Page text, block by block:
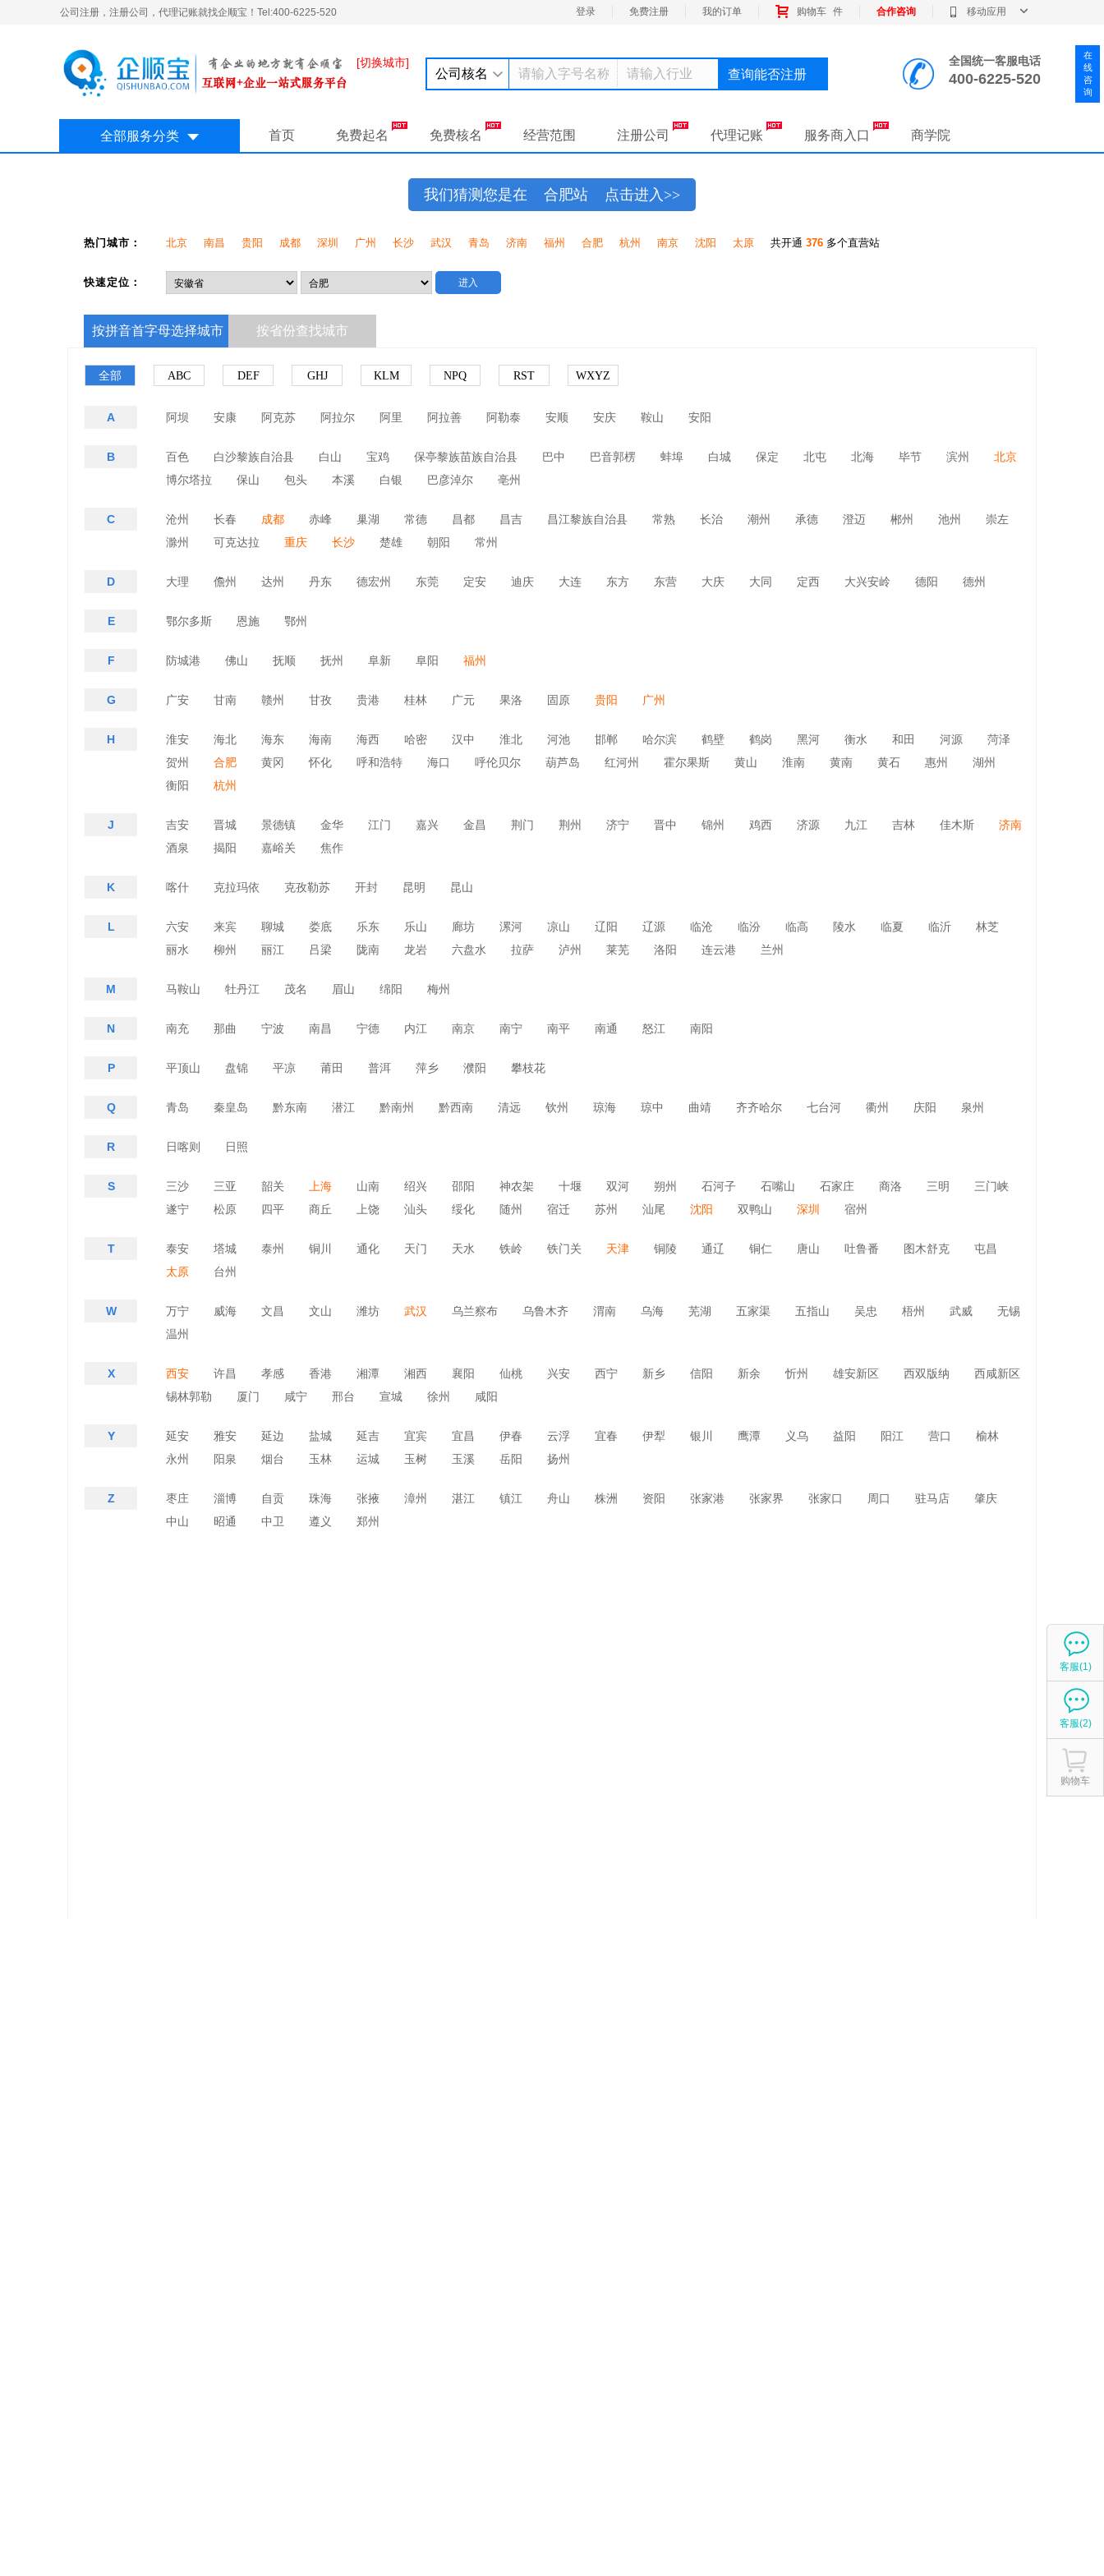
公司注册，注册公司，代理记账就找企顺宝！Tel:400-6225-520 登录 免费注册 我的订单 购物车 件 合作咨询 移动应用
[切换城市]
公司核名 查询能否注册
全国统一客服电话
400-6225-520
全部服务分类 首页 免费起名 免费核名 经营范围 注册公司 代理记账 服务商入口 商学院
客服(1)
客服(2)
购物车
我们猜测您是在 合肥站 点击进入>>
热门城市： 北京 南昌 贵阳 成都 深圳 广州 长沙 武汉 青岛 济南 福州 合肥 杭州 南京 沈阳 太原 共开通 376 多个直营站
快速定位： 进入
按拼音首字母选择城市 按省份查找城市
全部 ABC DEF GHJ KLM NPQ RST WXYZ
A 阿坝 安康 阿克苏 阿拉尔 阿里 阿拉善 阿勒泰 安顺 安庆 鞍山 安阳
B 百色 白沙黎族自治县 白山 宝鸡 保亭黎族苗族自治县 巴中 巴音郭楞 蚌埠 白城 保定 北屯 北海 毕节 滨州
北京
博尔塔拉
保山 包头 本溪 白银 巴彦淖尔 亳州
C 沧州 长春 成都 赤峰 巢湖 常德 昌都 昌吉 昌江黎族自治县 常熟 长治 潮州 承德 澄迈 郴州 池州
崇左
滁州
可克达拉 重庆 长沙 楚雄 朝阳 常州
D 大理 儋州 达州 丹东 德宏州 东莞 定安 迪庆 大连 东方 东营 大庆 大同 定西 大兴安岭 德阳 德州
E 鄂尔多斯 恩施 鄂州
F 防城港 佛山 抚顺 抚州 阜新 阜阳 福州
G 广安 甘南 赣州 甘孜 贵港 桂林 广元 果洛 固原 贵阳 广州
H 淮安 海北 海东 海南 海西 哈密 汉中 淮北 河池 邯郸 哈尔滨 鹤壁 鹤岗 黑河 衡水 和田 河源
菏泽
贺州
合肥 黄冈 怀化 呼和浩特 海口 呼伦贝尔 葫芦岛 红河州 霍尔果斯 黄山 淮南 黄南 黄石 惠州
湖州
衡阳
杭州
J 吉安 晋城 景德镇 金华 江门 嘉兴 金昌 荆门 荆州 济宁 晋中 锦州 鸡西 济源 九江 吉林 佳木斯
济南
酒泉
揭阳 嘉峪关 焦作
K 喀什 克拉玛依 克孜勒苏 开封 昆明 昆山
L 六安 来宾 聊城 娄底 乐东 乐山 廊坊 漯河 凉山 辽阳 辽源 临沧 临汾 临高 陵水 临夏 临沂
林芝
丽水
柳州 丽江 吕梁 陇南 龙岩 六盘水 拉萨 泸州 莱芜 洛阳 连云港 兰州
M 马鞍山 牡丹江 茂名 眉山 绵阳 梅州
N 南充 那曲 宁波 南昌 宁德 内江 南京 南宁 南平 南通 怒江 南阳
P 平顶山 盘锦 平凉 莆田 普洱 萍乡 濮阳 攀枝花
Q 青岛 秦皇岛 黔东南 潜江 黔南州 黔西南 清远 钦州 琼海 琼中 曲靖 齐齐哈尔 七台河 衢州 庆阳 泉州
R 日喀则 日照
S 三沙 三亚 韶关 上海 山南 绍兴 邵阳 神农架 十堰 双河 朔州 石河子 石嘴山 石家庄 商洛 三明
三门峡
遂宁
松原 四平 商丘 上饶 汕头 绥化 随州 宿迁 苏州 汕尾 沈阳 双鸭山 深圳 宿州
T 泰安 塔城 泰州 铜川 通化 天门 天水 铁岭 铁门关 天津 铜陵 通辽 铜仁 唐山 吐鲁番 图木舒克
屯昌
太原
台州
W 万宁 威海 文昌 文山 潍坊 武汉 乌兰察布 乌鲁木齐 渭南 乌海 芜湖 五家渠 五指山 吴忠 梧州 武威
无锡
温州
X 西安 许昌 孝感 香港 湘潭 湘西 襄阳 仙桃 兴安 西宁 新乡 信阳 新余 忻州 雄安新区 西双版纳
西咸新区
锡林郭勒
厦门 咸宁 邢台 宣城 徐州 咸阳
Y 延安 雅安 延边 盐城 延吉 宜宾 宜昌 伊春 云浮 宜春 伊犁 银川 鹰潭 义乌 益阳 阳江 营口
榆林
永州
阳泉 烟台 玉林 运城 玉树 玉溪 岳阳 扬州
Z 枣庄 淄博 自贡 珠海 张掖 漳州 湛江 镇江 舟山 株洲 资阳 张家港 张家界 张家口 周口 驻马店
肇庆
中山
昭通 中卫 遵义 郑州
在
线
咨
询